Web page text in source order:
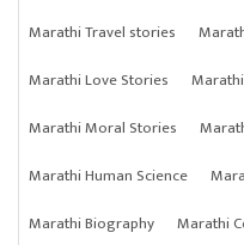
Marathi Travel stories
Marathi Love Stories
Marathi Moral Stories
Marathi Human Science
Marathi Biography
Marathi